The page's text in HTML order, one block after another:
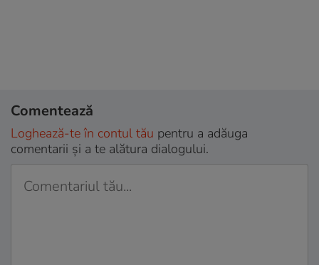
Comentează
Loghează-te în contul tău pentru a adăuga
comentarii și a te alătura dialogului.